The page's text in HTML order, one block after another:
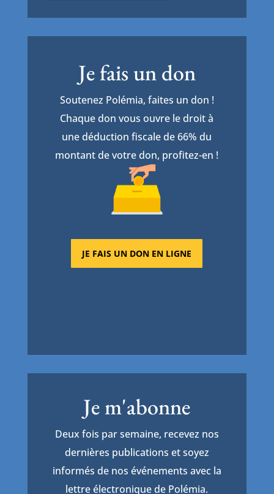
Je fais un don
Soutenez Polémia, faites un don !
Chaque don vous ouvre le droit à
une déduction fiscale de 66% du
montant de votre don, profitez-en !
JE FAIS UN DON EN LIGNE
Je m'abonne
Deux fois par semaine, recevez nos
dernières publications et soyez
informés de nos événements avec la
lettre électronique de Polémia.